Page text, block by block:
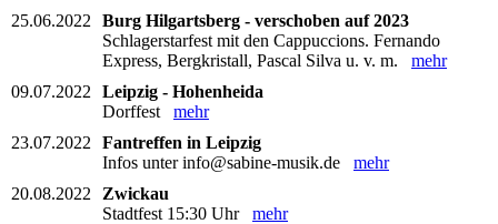
25.06.2022
Burg Hilgartsberg - verschoben auf 2023
Schlagerstarfest mit den Cappuccions. Fernando
Express, Bergkristall, Pascal Silva u. v. m. mehr
09.07.2022
Leipzig - Hohenheida
Dorffest mehr
23.07.2022
Fantreffen in Leipzig
Infos unter info@sabine-musik.de mehr
20.08.2022
Zwickau
Stadtfest 15:30 Uhr mehr